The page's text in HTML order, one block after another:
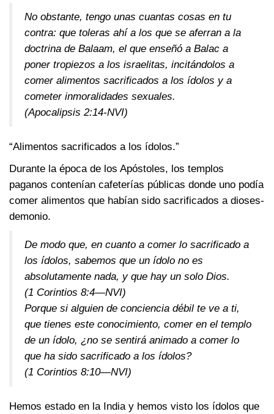
No obstante, tengo unas cuantas cosas en tu
contra: que toleras ahí a los que se aferran a la
doctrina de Balaam, el que enseñó a Balac a
poner tropiezos a los israelitas, incitándolos a
comer alimentos sacrificados a los ídolos y a
cometer inmoralidades sexuales.
(Apocalipsis 2:14-NVI)
“Alimentos sacrificados a los ídolos.”
Durante la época de los Apóstoles, los templos
paganos contenían cafeterías públicas donde uno podía
comer alimentos que habían sido sacrificados a dioses-
demonio.
De modo que, en cuanto a comer lo sacrificado a
los ídolos, sabemos que un ídolo no es
absolutamente nada, y que hay un solo Dios.
(1 Corintios 8:4—NVI)
Porque si alguien de conciencia débil te ve a ti,
que tienes este conocimiento, comer en el templo
de un ídolo, ¿no se sentirá animado a comer lo
que ha sido sacrificado a los ídolos?
(1 Corintios 8:10—NVI)
Hemos estado en la India y hemos visto los ídolos que